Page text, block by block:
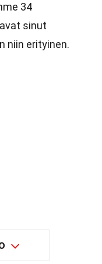
34
sinut
niin erityinen.